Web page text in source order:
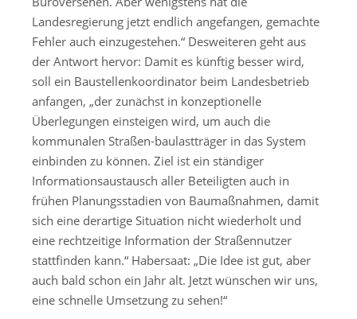
Landesregierung jetzt endlich angefangen, gemachte
Fehler auch einzugestehen.“ Desweiteren geht aus
der Antwort hervor: Damit es künftig besser wird,
soll ein Baustellenkoordinator beim Landesbetrieb
anfangen, „der zunächst in konzeptionelle
Überlegungen einsteigen wird, um auch die
kommunalen Straßen-baulastträger in das System
einbinden zu können. Ziel ist ein ständiger
Informationsaustausch aller Beteiligten auch in
frühen Planungsstadien von Baumaßnahmen, damit
sich eine derartige Situation nicht wiederholt und
eine rechtzeitige Information der Straßennutzer
stattfinden kann.“ Habersaat: „Die Idee ist gut, aber
auch bald schon ein Jahr alt. Jetzt wünschen wir uns,
eine schnelle Umsetzung zu sehen!“